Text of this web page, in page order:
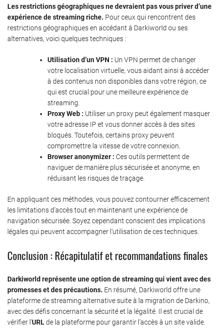
Les restrictions géographiques ne devraient pas vous priver d’une
expérience de streaming riche. Pour ceux qui rencontrent des
restrictions géographiques en accédant à Darkiworld ou ses
alternatives, voici quelques techniques :
Utilisation d’un VPN : Un VPN permet de changer
votre localisation virtuelle, vous aidant ainsi à accéder
à des contenus non disponibles dans votre région, ce
qui est crucial pour une meilleure expérience de
streaming.
Proxy Web : Utiliser un proxy peut également masquer
votre adresse IP et vous donner accès à des sites
bloqués. Toutefois, certains proxy peuvent
compromettre la vitesse de votre connexion.
Browser anonymizer : Ces outils permettent de
naviguer de manière plus sécurisée et anonyme, en
réduisant les risques de traçage.
En appliquant ces méthodes, vous pouvez contourner efficacement
les limitations d’accès tout en maintenant une expérience de
navigation sécurisée. Soyez cependant conscient des implications
légales qui peuvent accompagner l’utilisation de ces techniques.
Conclusion : Récapitulatif et recommandations finales
Darkiworld représente une option de streaming qui vient avec des
promesses et des précautions. En résumé, Darkiworld offre une
plateforme de streaming alternative suite à la migration de Darkino,
avec des défis concernant la sécurité et la légalité. Il est crucial de
vérifier l’URLde la plateforme pour garantir l’accès à un site valide.